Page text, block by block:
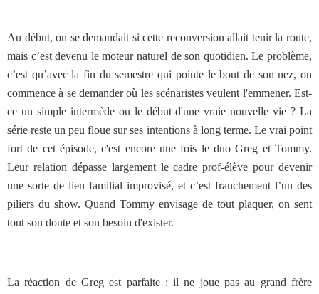
Au début, on se demandait si cette reconversion allait tenir la route,
mais c’est devenu le moteur naturel de son quotidien. Le problème,
c’est qu’avec la fin du semestre qui pointe le bout de son nez, on
commence à se demander où les scénaristes veulent l'emmener. Est-
ce un simple intermède ou le début d'une vraie nouvelle vie ? La
série reste un peu floue sur ses intentions à long terme. Le vrai point
fort de cet épisode, c'est encore une fois le duo Greg et Tommy.
Leur relation dépasse largement le cadre prof-élève pour devenir
une sorte de lien familial improvisé, et c’est franchement l’un des
piliers du show. Quand Tommy envisage de tout plaquer, on sent
tout son doute et son besoin d'exister.
La réaction de Greg est parfaite : il ne joue pas au grand frère